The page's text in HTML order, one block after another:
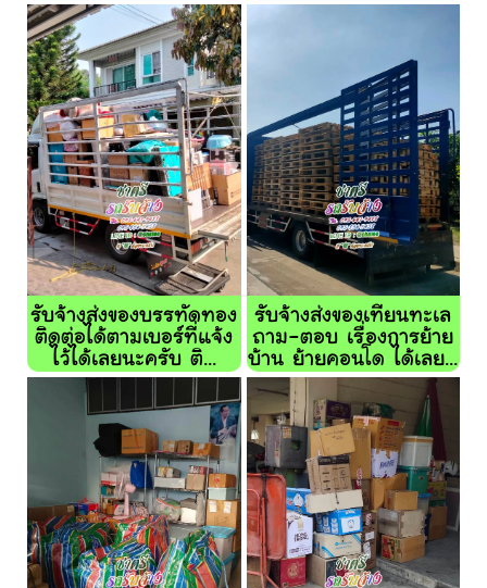
รับจ้างส่งของบรรทัดทอง
ติดต่อได้ตามเบอร์ที่แจ้ง
ไว้ได้เลยนะครับ ติ...
รับจ้างส่งของเทียนทะเล
ถาม-ตอบ เรื่องการย้าย
บ้าน ย้ายคอนโด ได้เลย...